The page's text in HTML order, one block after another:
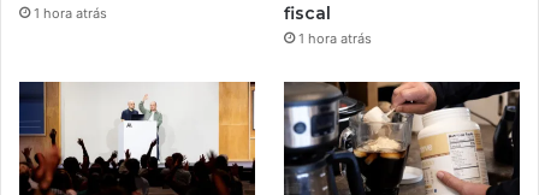
1 hora atrás
fiscal
1 hora atrás